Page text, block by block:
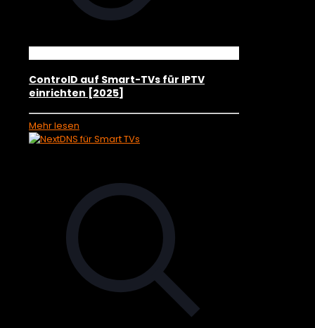
ControlD auf Smart-TVs für IPTV
einrichten [2025]
Mehr lesen